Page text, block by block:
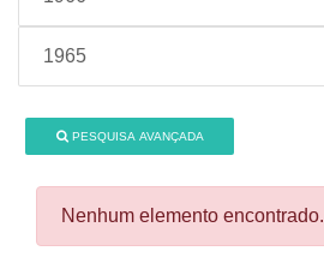
1965
PESQUISA AVANÇADA
Nenhum elemento encontrado.